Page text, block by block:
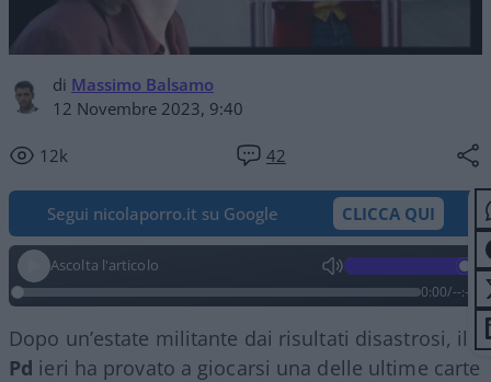
di Massimo Balsamo
12 Novembre 2023, 9:40
12k 42
Segui nicolaporro.it su Google CLICCA QUI
Ascolta l'articolo
0:00/--:--
Dopo un’estate militante dai risultati disastrosi, il
Pd ieri ha provato a giocarsi una delle ultime carte